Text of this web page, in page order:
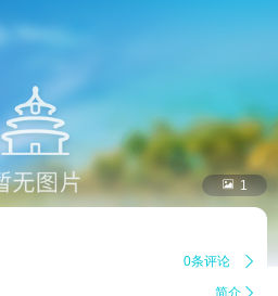
 1
0条评论 